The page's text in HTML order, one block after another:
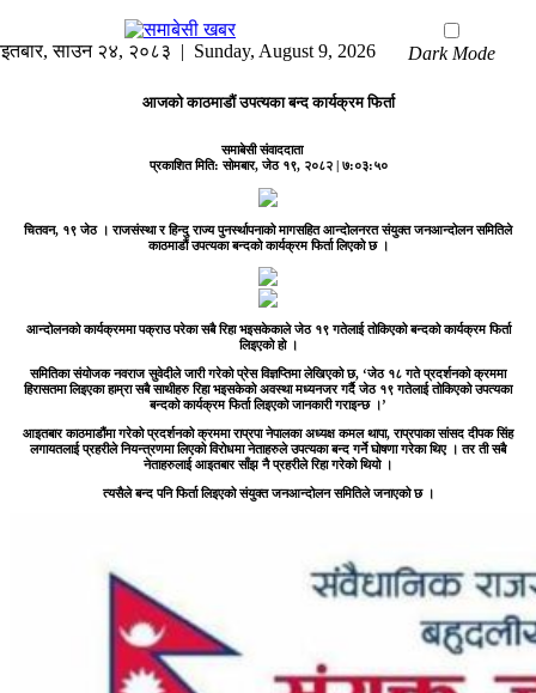
,साउन २४, २०८३ | Sunday, August 9, 2026 Dark Mode
आजको काठमाडौं उपत्यका बन्द कार्यक्रम फिर्ता
समाबेसी संवाददाता
प्रकाशित मिति:सोमबार, जेठ १९, २०८२| ७:०३:५०
चितवन, १९ जेठ ।राजसंस्था र हिन्दु राज्य पुनर्स्थापनाको मागसहित आन्दोलनरत संयुक्त जनआन्दोलन समितिले
काठमाडौं उपत्यका बन्दको कार्यक्रम फिर्ता लिएको छ ।
आन्दोलनको कार्यक्रममा पक्राउ परेका सबै रिहा भइसकेकाले जेठ १९ गतेलाई तोकिएको बन्दको कार्यक्रम फिर्ता
लिइएको हो ।
समितिका संयोजक नवराज सुवेदीले जारी गरेको प्रेस विज्ञप्तिमा लेखिएको छ, ‘जेठ १८ गते प्रदर्शनको क्रममा
हिरासतमा लिइएका हाम्रा सबै साथीहरु रिहा भइसकेको अवस्था मध्यनजर गर्दै जेठ १९ गतेलाई तोकिएको उपत्यका
बन्दको कार्यक्रम फिर्ता लिइएको जानकारी गराइन्छ ।’
आइतबार काठमाडौंमा गरेको प्रदर्शनको क्रममा राप्रपा नेपालका अध्यक्ष कमल थापा, राप्रपाका सांसद दीपक सिंह
लगायतलाई प्रहरीले नियन्त्रणमा लिएको विरोधमा नेताहरुले उपत्यका बन्द गर्ने घोषणा गरेका थिए । तर ती सबै
नेताहरुलाई आइतबार साँझ नै प्रहरीले रिहा गरेको थियो ।
त्यसैले बन्द पनि फिर्ता लिइएको संयुक्त जनआन्दोलन समितिले जनाएको छ ।